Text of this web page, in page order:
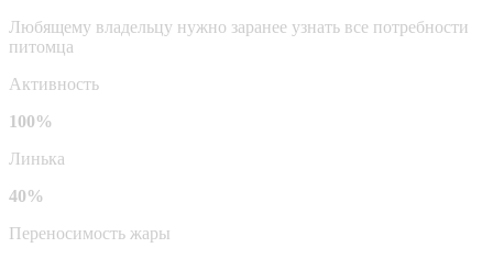
Любящему владельцу нужно заранее узнать все потребности
питомца
Активность
100%
Линька
40%
Переносимость жары